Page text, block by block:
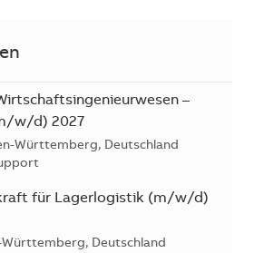
–
w/d) 2027
Württemberg, Deutschland
für Lagerlogistik (m/w/d)
Württemberg, Deutschland